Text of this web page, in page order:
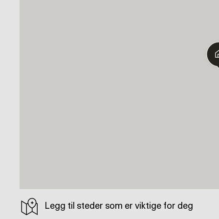
Legg til steder som er viktige for deg